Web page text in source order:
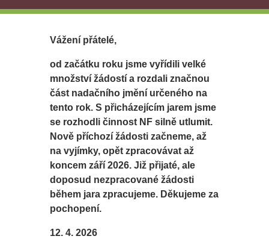
Vážení přátelé,
od začátku roku jsme vyřídili velké
množství žádostí a rozdali značnou
část nadačního jmění určeného na
tento rok. S přicházejícím jarem jsme
se rozhodli činnost NF silně utlumit.
Nově příchozí žádosti začneme, až
na vyjímky, opět zpracovávat až
koncem září 2026. Již přijaté, ale
doposud nezpracované žádosti
během jara zpracujeme. Děkujeme za
pochopení.
12. 4. 2026